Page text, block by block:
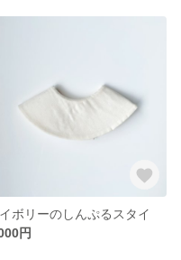
ボリーのしんぷるスタイ
円